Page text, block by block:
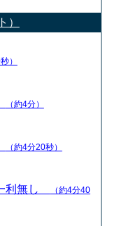
）
）
（約4分）
（約4分20秒）
利無し
（約4分40